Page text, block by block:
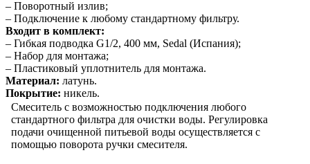
– Поворотный излив;
– Подключение к любому стандартному фильтру.
Входит в комплект:
– Гибкая подводка G1/2, 400 мм, Sedal (Испания);
– Набор для монтажа;
– Пластиковый уплотнитель для монтажа.
Материал: латунь.
Покрытие: никель.
Смеситель с возможностью подключения любого
стандартного фильтра для очистки воды. Регулировка
подачи очищенной питьевой воды осуществляется с
помощью поворота ручки смесителя.